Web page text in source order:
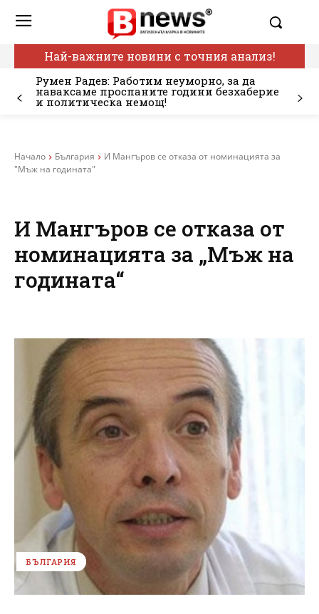
Най-важните новини с точния анализ!
Румен Радев: Работим неуморно, за да
наваксаме проспаните години безхаберие
и политическа немощ!
Начало България
И Мангъров се отказа от номинацията за
"Мъж на годината"
И Мангъров се отказа от
номинацията за „Мъж на
годината“
БЪЛГАРИЯ